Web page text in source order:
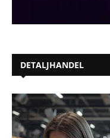
DETALJHANDEL